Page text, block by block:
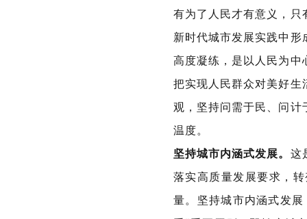
有为了人民才有意义，
新时代城市发展实践中
高度凝练，是以人民为
把实现人民群众对美好
观，坚持问需于民、问
温度。
坚持城市内涵式发展。 这
落实高质量发展要求，
量。坚持城市内涵式发